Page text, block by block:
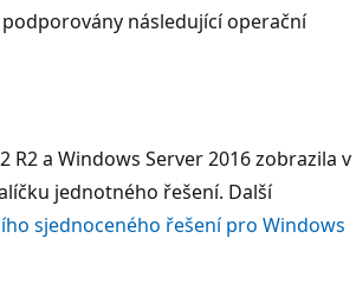
následující operační
R2 a Windows Server 2016 zobrazila v
jednotného řešení. Další
sjednoceného řešení pro Windows